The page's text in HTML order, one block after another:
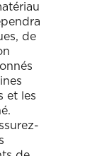
de
et les